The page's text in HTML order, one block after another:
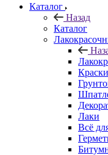
Каталог
Назад
Каталог
Краски
Лаки
Всё